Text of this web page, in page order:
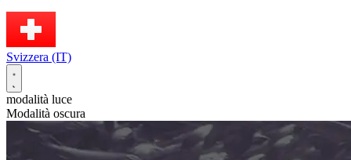
Svizzera (IT)
modalità luce
Modalità oscura